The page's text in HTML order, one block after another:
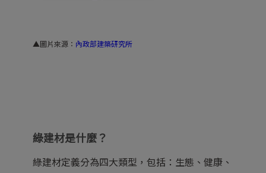
▲圖片來源： 內政部建築研究所
綠建材是什麼？
綠建材定義分為四大類型，包括：生態、健康、